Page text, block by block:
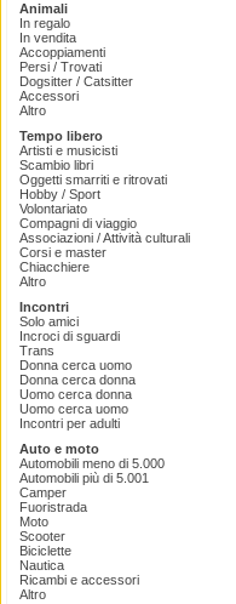
Animali
In regalo
In vendita
Accoppiamenti
Persi / Trovati
Dogsitter / Catsitter
Accessori
Altro
Tempo libero
Artisti e musicisti
Scambio libri
Oggetti smarriti e ritrovati
Hobby / Sport
Volontariato
Compagni di viaggio
Associazioni / Attività culturali
Corsi e master
Chiacchiere
Altro
Incontri
Solo amici
Incroci di sguardi
Trans
Donna cerca uomo
Donna cerca donna
Uomo cerca donna
Uomo cerca uomo
Incontri per adulti
Auto e moto
Automobili meno di 5.000
Automobili più di 5.001
Camper
Fuoristrada
Moto
Scooter
Biciclette
Nautica
Ricambi e accessori
Altro